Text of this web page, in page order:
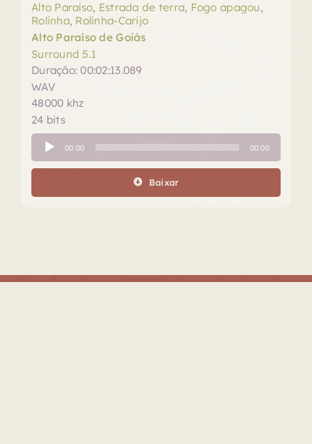
Alto Paraíso, Estrada de terra, Fogo apagou,
Rolinha, Rolinha-Carijo
Alto Paraíso de Goiás
Surround 5.1
Duração: 00:02:13.089
WAV
48000 khz
24 bits
Tocador
de
áudio
00:00 00:00
Baixar